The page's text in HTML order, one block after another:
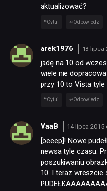
aktualizować?
Cytuj Odpowiedz
arek1976 13 lipca
jadę na 10 od
wiele nie
przy 10 to Vista tyle
Cytuj Odpowiedz
VaaB 14 lipca 2015
[beeep]! Nowe
newsa tyle czasu.
poszukiwaniu
10. I teraz wreszcie